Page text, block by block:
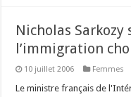
Nicholas Sarkozy
l’immigration
10 juillet 2006 Femmes
Le ministre français de